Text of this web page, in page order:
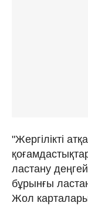
"Жергілікті
ластану
бұрынғы
Жол